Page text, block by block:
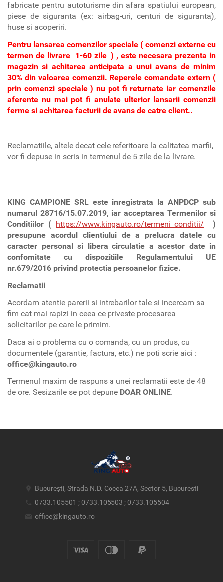
fabricate pentru autoturisme din afara spatiului european,
piese de siguranta (ex: airbag-uri, centuri de siguranta),
huse si acoperiri.
Pentru lansarea comenzilor speciale ( comenzi externe cu
termen de livrare 1-60 zile ) , este necesara prezenta in
magazin si achitarea anticipata a unui avans de minim
30% din valoarea comenzii. Reperele comandate extern (
prin comenzi speciale ) nu pot fi returnate iar comenzile
aferente nu mai pot fi anulate ulterior lansarii comenzii
ferme si achitarea facturii de avans de catre client..
Reclamatiile, altele decat cele referitoare la calitatea marfii,
vor fi depuse in scris in termenul de 5 zile de la livrare.
KING CAMPIONE SRL este inregistrata la ANPDCP sub
numarul 28716/15.07.2019, iar acceptarea Termenilor si
Conditiilor (
https://www.kingauto.ro/termeni_conditii/
)
presupune acordul clientiului de a prelucra datele cu
caracter personal si libera circulatie a acestor date in
confomitate cu dispozitiile Regulamentului UE
nr.679/2016 privind protectia persoanelor fizice.
Reclamatii
Acordam atentie parerii si intrebarilor tale si incercam sa
fim cat mai rapizi in ceea ce priveste procesarea
solicitarilor pe care le primim.
Daca ai o problema cu o comanda, cu un produs, cu
documentele (garantie, factura, etc.) ne poti scrie aici :
office@kingauto.ro
Termenul maxim de raspuns a unei reclamatii este de 48
de ore. Sesizarile se pot depune DOAR ONLINE.
București, Strada N.D. Cocea 27A, Sector 5, Bucuresti
0733.105501 ; 0733.105503 ; 0733.105504
office@kingauto.ro